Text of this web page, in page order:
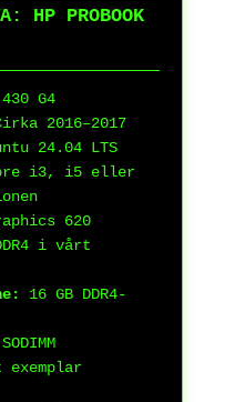
HP PROBOOK
G4
2016–2017
24.04 LTS
i3, i5 eller
620
i vårt
16 GB DDR4-